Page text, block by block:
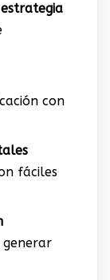
con
fáciles
generar